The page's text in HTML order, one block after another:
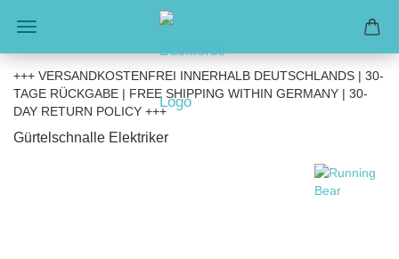
+++ VERSANDKOSTENFREI INNERHALB DEUTSCHLANDS | 30-
TAGE RÜCKGABE | FREE SHIPPING WITHIN GERMANY | 30-
DAY RETURN POLICY +++
Gürtelschnalle Elektriker